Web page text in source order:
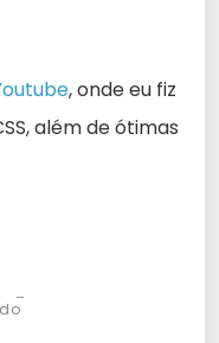
, onde eu fiz
além de ótimas